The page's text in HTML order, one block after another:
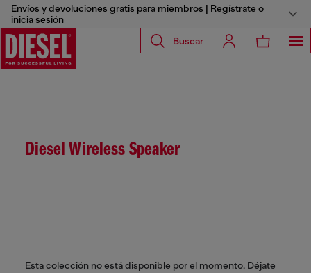
Envíos y devoluciones gratis para miembros | Regístrate o
inicia sesión
Buscar
Diesel Wireless Speaker
Esta colección no está disponible por el momento. Déjate